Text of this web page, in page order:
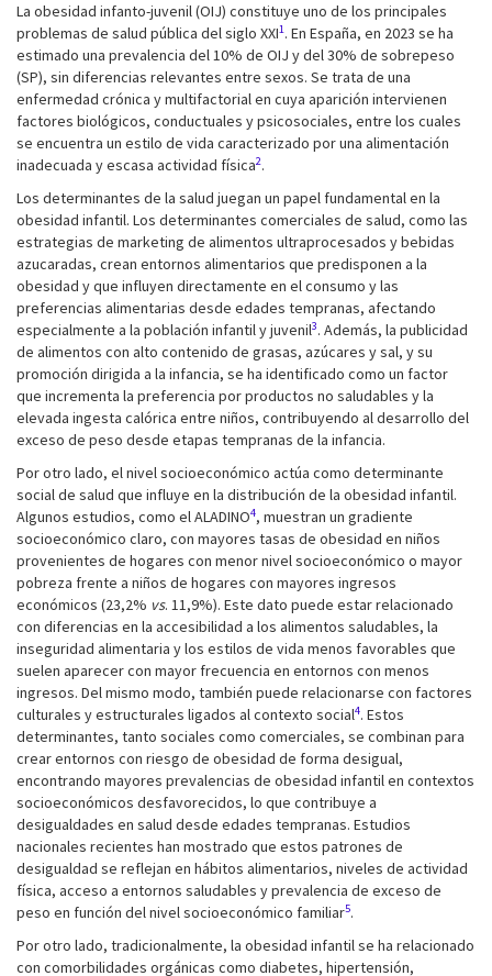
La obesidad infanto-juvenil (OIJ) constituye uno de los principales
problemas de salud pública del siglo XXI1. En España, en 2023 se ha
estimado una prevalencia del 10% de OIJ y del 30% de sobrepeso
(SP), sin diferencias relevantes entre sexos. Se trata de una
enfermedad crónica y multifactorial en cuya aparición intervienen
factores biológicos, conductuales y psicosociales, entre los cuales
se encuentra un estilo de vida caracterizado por una alimentación
inadecuada y escasa actividad física2.
Los determinantes de la salud juegan un papel fundamental en la
obesidad infantil. Los determinantes comerciales de salud, como las
estrategias de marketing de alimentos ultraprocesados y bebidas
azucaradas, crean entornos alimentarios que predisponen a la
obesidad y que influyen directamente en el consumo y las
preferencias alimentarias desde edades tempranas, afectando
especialmente a la población infantil y juvenil3. Además, la publicidad
de alimentos con alto contenido de grasas, azúcares y sal, y su
promoción dirigida a la infancia, se ha identificado como un factor
que incrementa la preferencia por productos no saludables y la
elevada ingesta calórica entre niños, contribuyendo al desarrollo del
exceso de peso desde etapas tempranas de la infancia.
Por otro lado, el nivel socioeconómico actúa como determinante
social de salud que influye en la distribución de la obesidad infantil.
Algunos estudios, como el ALADINO4, muestran un gradiente
socioeconómico claro, con mayores tasas de obesidad en niños
provenientes de hogares con menor nivel socioeconómico o mayor
pobreza frente a niños de hogares con mayores ingresos
económicos (23,2% vs. 11,9%). Este dato puede estar relacionado
con diferencias en la accesibilidad a los alimentos saludables, la
inseguridad alimentaria y los estilos de vida menos favorables que
suelen aparecer con mayor frecuencia en entornos con menos
ingresos. Del mismo modo, también puede relacionarse con factores
culturales y estructurales ligados al contexto social4. Estos
determinantes, tanto sociales como comerciales, se combinan para
crear entornos con riesgo de obesidad de forma desigual,
encontrando mayores prevalencias de obesidad infantil en contextos
socioeconómicos desfavorecidos, lo que contribuye a
desigualdades en salud desde edades tempranas. Estudios
nacionales recientes han mostrado que estos patrones de
desigualdad se reflejan en hábitos alimentarios, niveles de actividad
física, acceso a entornos saludables y prevalencia de exceso de
peso en función del nivel socioeconómico familiar5.
Por otro lado, tradicionalmente, la obesidad infantil se ha relacionado
con comorbilidades orgánicas como diabetes, hipertensión,